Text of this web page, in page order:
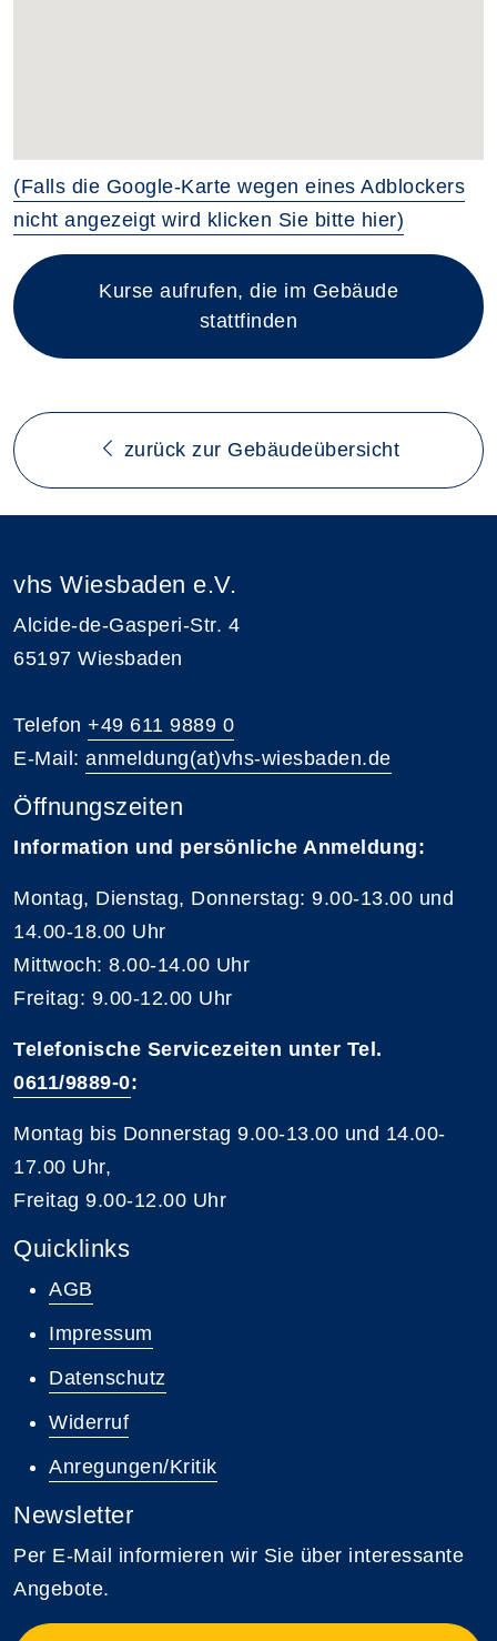
(Falls die Google-Karte wegen eines Adblockers
nicht angezeigt wird klicken Sie bitte hier)
Kurse aufrufen, die im Gebäude
stattfinden
zurück zur Gebäudeübersicht
vhs Wiesbaden e.V.
Alcide-de-Gasperi-Str. 4
65197 Wiesbaden
Telefon +49 611 9889 0
E-Mail: anmeldung(at)vhs-wiesbaden.de
Öffnungszeiten
Information und persönliche Anmeldung:
Montag, Dienstag, Donnerstag: 9.00-13.00 und
14.00-18.00 Uhr
Mittwoch: 8.00-14.00 Uhr
Freitag: 9.00-12.00 Uhr
Telefonische Servicezeiten unter Tel.
0611/9889-0:
Montag bis Donnerstag 9.00-13.00 und 14.00-
17.00 Uhr,
Freitag 9.00-12.00 Uhr
Quicklinks
AGB
Impressum
Datenschutz
Widerruf
Anregungen/Kritik
Newsletter
Per E-Mail informieren wir Sie über interessante
Angebote.